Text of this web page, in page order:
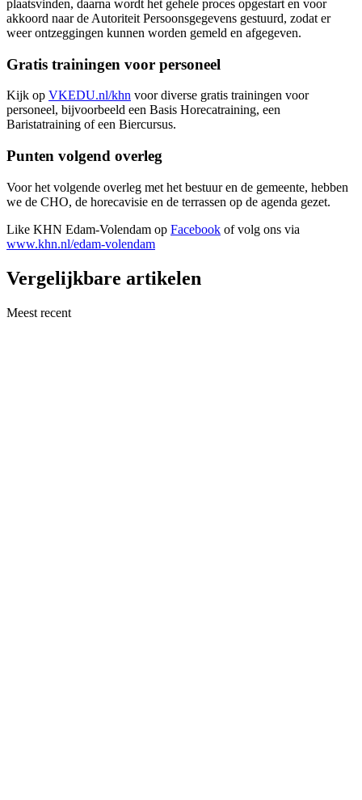
plaatsvinden, daarna wordt het gehele proces opgestart en voor
akkoord naar de Autoriteit Persoonsgegevens gestuurd, zodat er
weer ontzeggingen kunnen worden gemeld en afgegeven.
Gratis trainingen voor personeel
Kijk op VKEDU.nl/khn voor diverse gratis trainingen voor
personeel, bijvoorbeeld een Basis Horecatraining, een
Baristatraining of een Biercursus.
Punten volgend overleg
Voor het volgende overleg met het bestuur en de gemeente, hebben
we de CHO, de horecavisie en de terrassen op de agenda gezet.
Like KHN Edam-Volendam op Facebook of volg ons via
www.khn.nl/edam-volendam
Vergelijkbare artikelen
Meest recent